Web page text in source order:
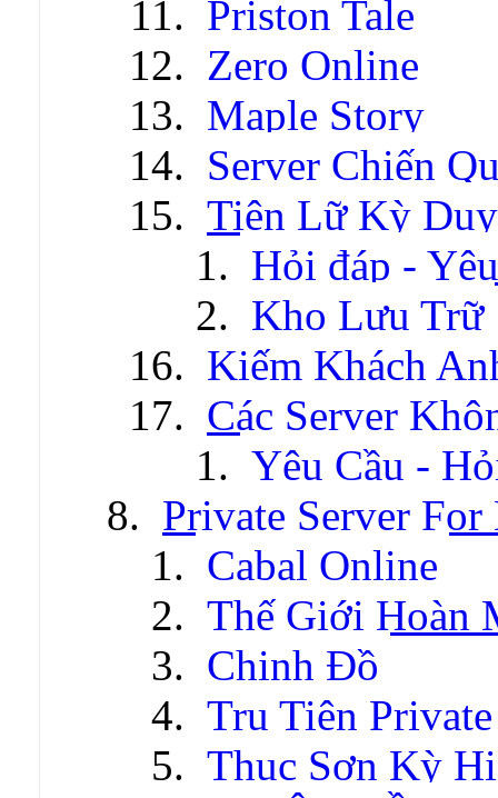
Priston Tale
Zero Online
Maple Story
Server Chiến
Tiên Lữ Kỳ
Hỏi đáp -
Kho Lưu Trữ
Kiếm Khách
Các Server
Yêu Cầu -
Private Server
Cabal Online
Thế Giới Hoàn
Chinh Đồ
Tru Tiên Private
Thục Sơn Kỳ